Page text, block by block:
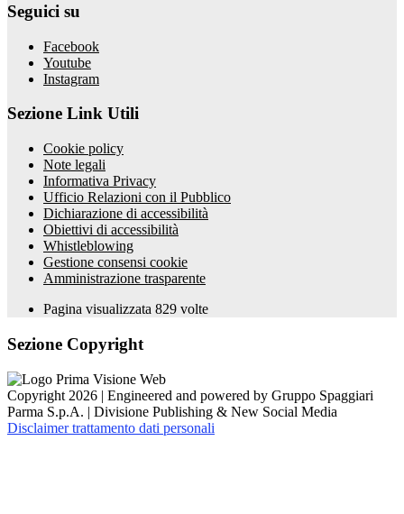
Seguici su
Facebook
Youtube
Instagram
Sezione Link Utili
Cookie policy
Note legali
Informativa Privacy
Ufficio Relazioni con il Pubblico
Dichiarazione di accessibilità
Obiettivi di accessibilità
Whistleblowing
Gestione consensi cookie
Amministrazione trasparente
Pagina visualizzata 829 volte
Sezione Copyright
Copyright 2026 | Engineered and powered by Gruppo Spaggiari
Parma S.p.A. | Divisione Publishing & New Social Media
Disclaimer trattamento dati personali